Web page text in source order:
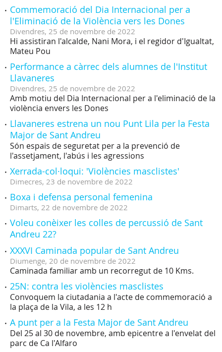
Commemoració del Dia Internacional per a
l'Eliminació de la Violència vers les Dones
Divendres, 25 de novembre de 2022
Hi assistiran l'alcalde, Nani Mora, i el regidor d'Igualtat,
Mateu Pou
Performance a càrrec dels alumnes de l'Institut
Llavaneres
Divendres, 25 de novembre de 2022
Amb motiu del Dia Internacional per a l'eliminació de la
violència envers les Dones
Llavaneres estrena un nou Punt Lila per la Festa
Major de Sant Andreu
Són espais de seguretat per a la prevenció de
l'assetjament, l'abús i les agressions
Xerrada-col·loqui: 'Violències masclistes'
Dimecres, 23 de novembre de 2022
Boxa i defensa personal femenina
Dimarts, 22 de novembre de 2022
Voleu conèixer les colles de percussió de Sant
Andreu 22?
XXXVI Caminada popular de Sant Andreu
Diumenge, 20 de novembre de 2022
Caminada familiar amb un recorregut de 10 Kms.
25N: contra les violències masclistes
Convoquem la ciutadania a l'acte de commemoració a
la plaça de la Vila, a les 12 h
A punt per a la Festa Major de Sant Andreu
Del 25 al 30 de novembre, amb epicentre a l'envelat del
parc de Ca l'Alfaro